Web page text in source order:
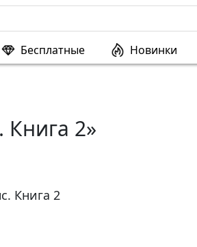
Бесплатные Новинки
2»
Книга 2